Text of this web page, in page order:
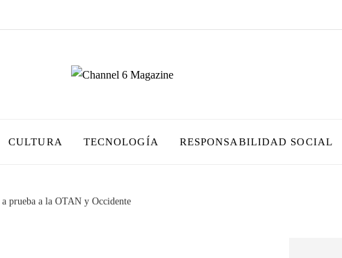
CULTURA TECNOLOGÍA RESPONSABILIDAD SOCIAL
prueba a la OTAN y Occidente